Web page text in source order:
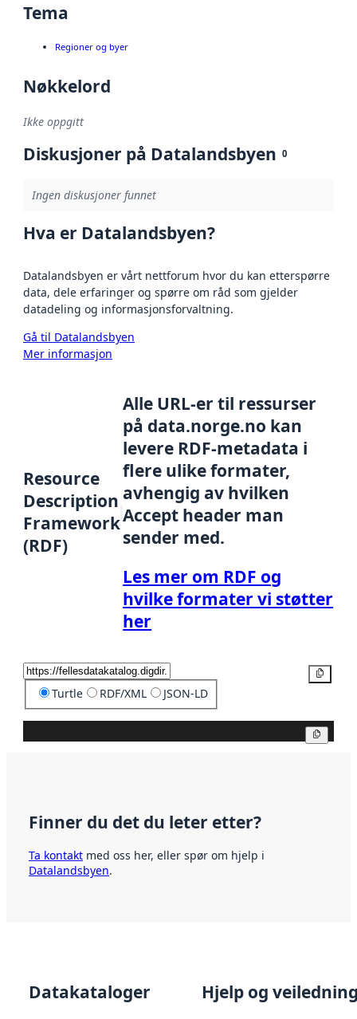
Tema
Regioner og byer
Nøkkelord
Ikke oppgitt
Diskusjoner på Datalandsbyen 0
Ingen diskusjoner funnet
Hva er Datalandsbyen?
Datalandsbyen er vårt nettforum hvor du kan etterspørre
data, dele erfaringer og spørre om råd som gjelder
datadeling og informasjonsforvaltning.
Gå til Datalandsbyen
Mer informasjon
Resource
Description
Framework
(RDF)
Alle URL-er til ressurser
på data.norge.no kan
levere RDF-metadata i
flere ulike formater,
avhengig av hvilken
Accept header man
sender med.
Les mer om RDF og
hvilke formater vi støtter
her
Turtle RDF/XML JSON-LD
Finner du det du leter etter?
Ta kontakt med oss her, eller spør om hjelp i
Datalandsbyen.
Datakataloger Hjelp og